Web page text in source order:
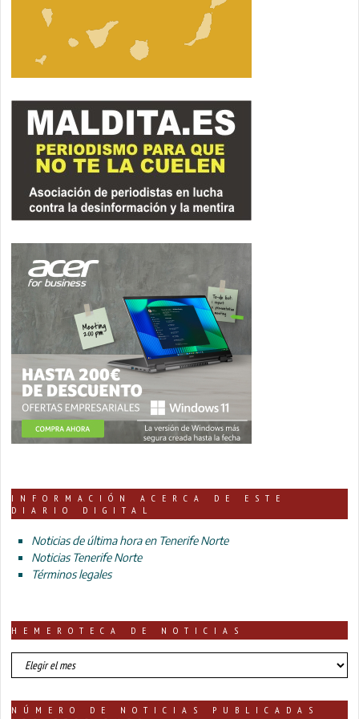
INFORMACIÓN ACERCA DE ESTE
DIARIO DIGITAL
Noticias de última hora en Tenerife Norte
Noticias Tenerife Norte
Términos legales
HEMEROTECA DE NOTICIAS
HEMEROTECA
DE
NÚMERO DE NOTICIAS PUBLICADAS